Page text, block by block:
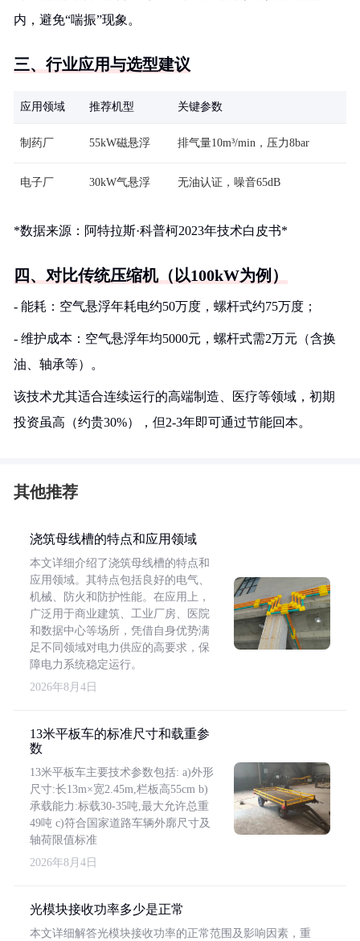
内，避免“喘振”现象。
三、行业应用与选型建议
应用领域 推荐机型 关键参数
制药厂 55kW磁悬浮 排气量10m³/min，压力8bar
电子厂 30kW气悬浮 无油认证，噪音65dB
*数据来源：阿特拉斯·科普柯2023年技术白皮书*
四、对比传统压缩机（以100kW为例）
- 能耗：空气悬浮年耗电约50万度，螺杆式约75万度；
- 维护成本：空气悬浮年均5000元，螺杆式需2万元（含换
油、轴承等）。
该技术尤其适合连续运行的高端制造、医疗等领域，初期
投资虽高（约贵30%），但2-3年即可通过节能回本。
其他推荐
浇筑母线槽的特点和应用领域
本文详细介绍了浇筑母线槽的特点和
应用领域。其特点包括良好的电气、
机械、防火和防护性能。在应用上，
广泛用于商业建筑、工业厂房、医院
和数据中心等场所，凭借自身优势满
足不同领域对电力供应的高要求，保
障电力系统稳定运行。
2026年8月4日
13米平板车的标准尺寸和载重参
数
13米平板车主要技术参数包括: a)外形
尺寸:长13m×宽2.45m,栏板高55cm b)
承载能力:标载30-35吨,最大允许总重
49吨 c)符合国家道路车辆外廓尺寸及
轴荷限值标准
2026年8月4日
光模块接收功率多少是正常
本文详细解答光模块接收功率的正常范围及影响因素，重